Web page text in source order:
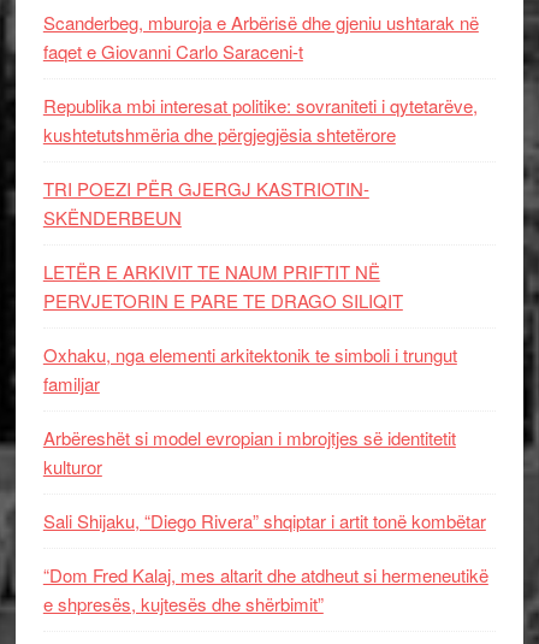
Scanderbeg, mburoja e Arbërisë dhe gjeniu ushtarak në
faqet e Giovanni Carlo Saraceni-t
Republika mbi interesat politike: sovraniteti i qytetarëve,
kushtetutshmëria dhe përgjegjësia shtetërore
TRI POEZI PËR GJERGJ KASTRIOTIN-
SKËNDERBEUN
LETËR E ARKIVIT TE NAUM PRIFTIT NË
PERVJETORIN E PARE TE DRAGO SILIQIT
Oxhaku, nga elementi arkitektonik te simboli i trungut
familjar
Arbëreshët si model evropian i mbrojtjes së identitetit
kulturor
Sali Shijaku, “Diego Rivera” shqiptar i artit tonë kombëtar
“Dom Fred Kalaj, mes altarit dhe atdheut si hermeneutikë
e shpresës, kujtesës dhe shërbimit”